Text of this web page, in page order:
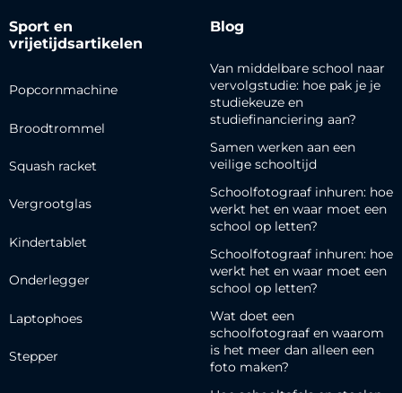
Sport en
vrijetijdsartikelen
Popcornmachine
Broodtrommel
Squash racket
Vergrootglas
Kindertablet
Onderlegger
Laptophoes
Stepper
Blog
Van middelbare school naar
vervolgstudie: hoe pak je je
studiekeuze en
studiefinanciering aan?
Samen werken aan een
veilige schooltijd
Schoolfotograaf inhuren: hoe
werkt het en waar moet een
school op letten?
Schoolfotograaf inhuren: hoe
werkt het en waar moet een
school op letten?
Wat doet een
schoolfotograaf en waarom
is het meer dan alleen een
foto maken?